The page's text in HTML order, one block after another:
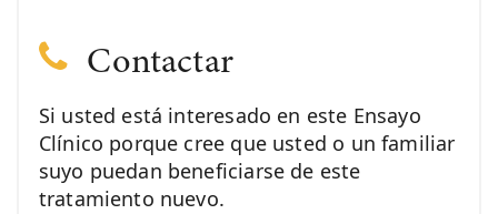
Contactar
Si usted está interesado en este Ensayo
Clínico porque cree que usted o un familiar
suyo puedan beneficiarse de este
tratamiento nuevo.